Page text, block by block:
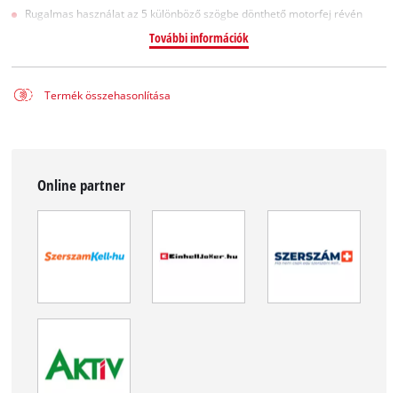
Rugalmas használat az 5 különböző szögbe dönthető motorfej révén
További információk
Termék összehasonlítása
Online partner